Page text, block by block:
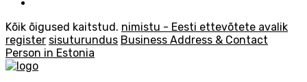
Kõik õigused kaitstud. nimistu - Eesti ettevõtete avalik
register sisuturundus Business Address & Contact
Person in Estonia